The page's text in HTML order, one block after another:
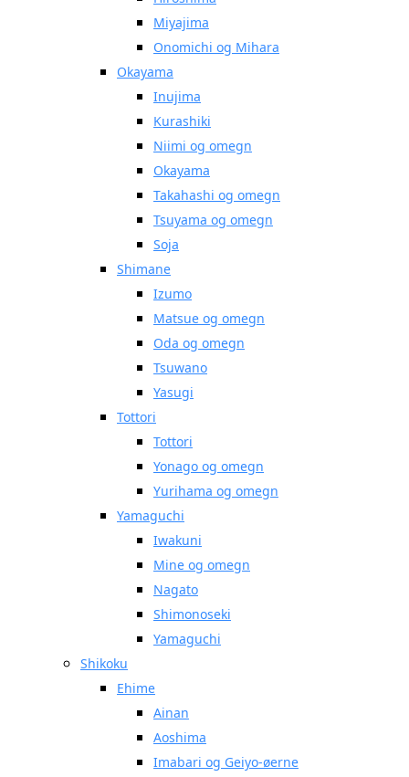
Miyajima
Onomichi og Mihara
Okayama
Inujima
Kurashiki
Niimi og omegn
Okayama
Takahashi og omegn
Tsuyama og omegn
Soja
Shimane
Izumo
Matsue og omegn
Oda og omegn
Tsuwano
Yasugi
Tottori
Tottori
Yonago og omegn
Yurihama og omegn
Yamaguchi
Iwakuni
Mine og omegn
Nagato
Shimonoseki
Yamaguchi
Shikoku
Ehime
Ainan
Aoshima
Imabari og Geiyo-øerne